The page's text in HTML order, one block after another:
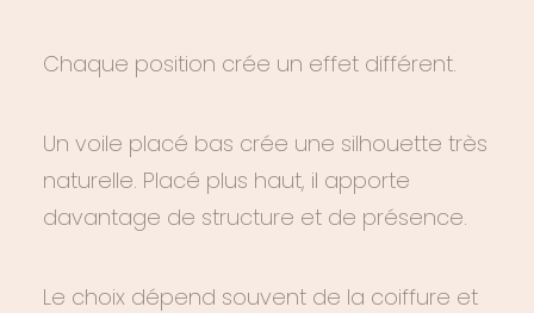
Chaque position crée un effet différent.
Un voile placé bas crée une silhouette très
naturelle. Placé plus haut, il apporte
davantage de structure et de présence.
Le choix dépend souvent de la coiffure et